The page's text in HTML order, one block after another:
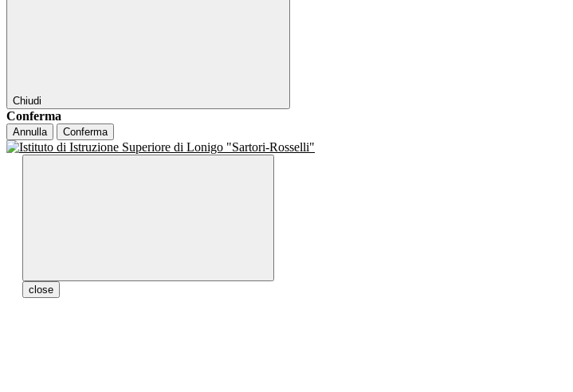
Chiudi
Conferma
Annulla Conferma
close